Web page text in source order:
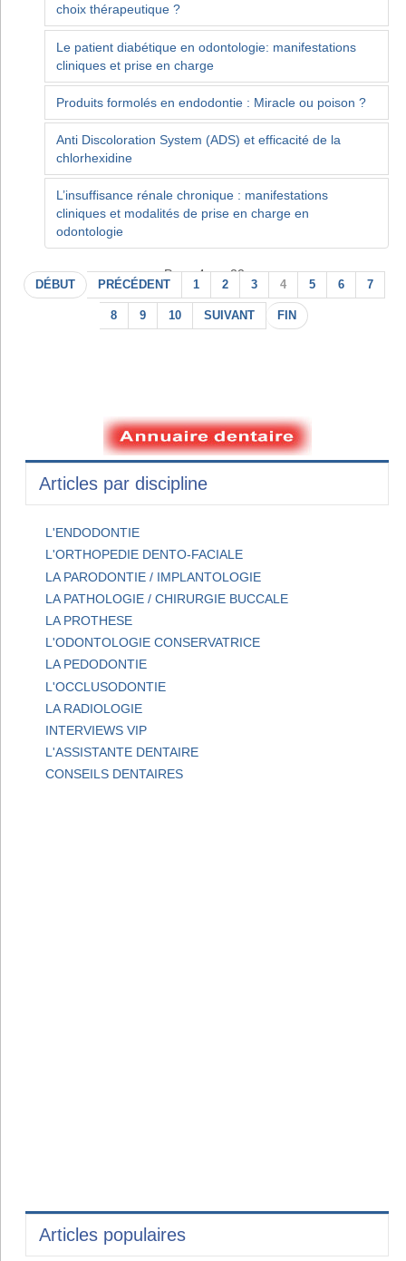
choix thérapeutique ?
Le patient diabétique en odontologie: manifestations
cliniques et prise en charge
Produits formolés en endodontie : Miracle ou poison ?
Anti Discoloration System (ADS) et efficacité de la
chlorhexidine
L’insuffisance rénale chronique : manifestations
cliniques et modalités de prise en charge en
odontologie
Page 4 sur 22
DÉBUT PRÉCÉDENT 1 2 3 4 5 6 7
8 9 10 SUIVANT FIN
Articles par discipline
L'ENDODONTIE
L'ORTHOPEDIE DENTO-FACIALE
LA PARODONTIE / IMPLANTOLOGIE
LA PATHOLOGIE / CHIRURGIE BUCCALE
LA PROTHESE
L'ODONTOLOGIE CONSERVATRICE
LA PEDODONTIE
L'OCCLUSODONTIE
LA RADIOLOGIE
INTERVIEWS VIP
L'ASSISTANTE DENTAIRE
CONSEILS DENTAIRES
Articles populaires